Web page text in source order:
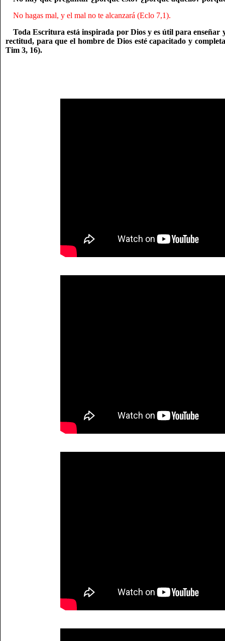
No hagas mal, y el mal no te alcanzará (Eclo 7,1).
Toda Escritura está inspirada por Dios y es útil para
rectitud, para que el hombre de Dios esté capacitado y
Tim 3, 16).